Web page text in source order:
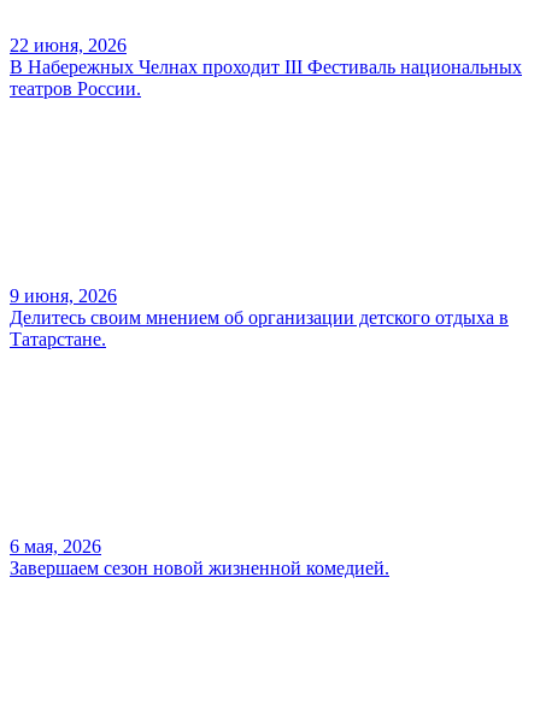
22 июня, 2026
В Набережных Челнах проходит III Фестиваль национальных
театров России.
9 июня, 2026
Делитесь своим мнением об организации детского отдыха в
Татарстане.
6 мая, 2026
Завершаем сезон новой жизненной комедией.